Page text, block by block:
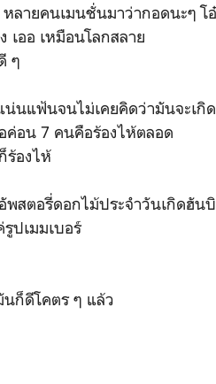
ลายคนเมนชั่นมาว่ากอดนะๆ โ
เออ เหมือนโลกสลาย
ๆ
นแฟ้นจนไม่เคยคิดว่ามันจะเกิ
ค่อน 7 คนคือร้องไห้ตลอด
ร้องไห้
สตอรี่ดอกไม้ประจำวันเกิดฮัน
ปเมมเบอร์
ก็ดีโคตร ๆ แล้ว